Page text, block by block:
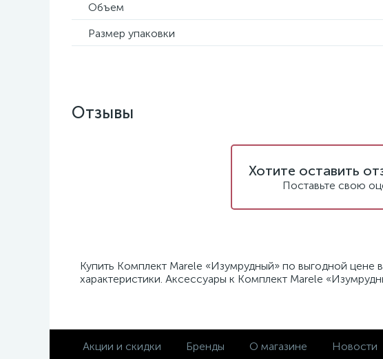
Объем
Размер упаковки
Отзывы
Хотите оставить
Поставьте свою
Купить Комплект Marele «Изумрудный» по выгодной
характеристики. Аксессуары к Комплект Marele
Акции и скидки Бренды О магазине Новости